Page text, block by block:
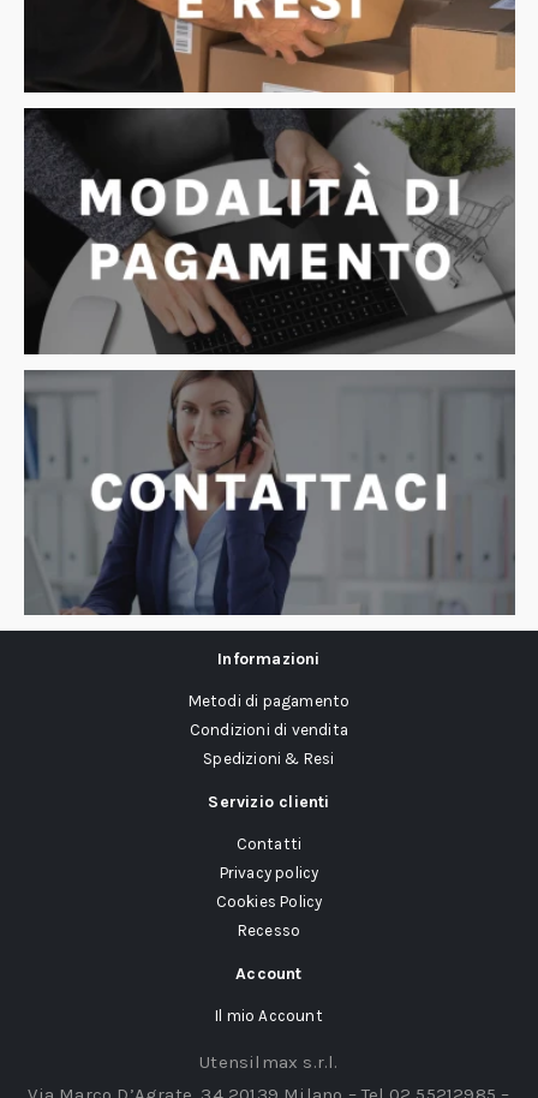
Informazioni
Metodi di pagamento
Condizioni di vendita
Spedizioni & Resi
Servizio clienti
Contatti
Privacy policy
Cookies Policy
Recesso
Account
Il mio Account
Utensilmax s.r.l.